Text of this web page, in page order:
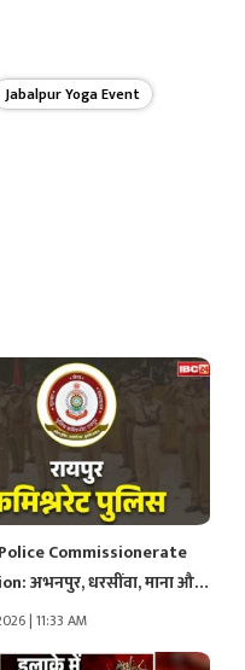
Jabalpur Yoga Event
Commissionerate
अभनपुर, धरसींवा, माना और
| 11:33 AM